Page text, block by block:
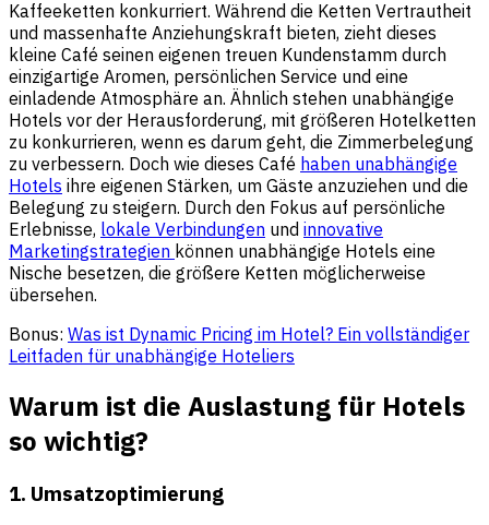
Kaffeeketten konkurriert. Während die Ketten Vertrautheit
und massenhafte Anziehungskraft bieten, zieht dieses
kleine Café seinen eigenen treuen Kundenstamm durch
einzigartige Aromen, persönlichen Service und eine
einladende Atmosphäre an. Ähnlich stehen unabhängige
Hotels vor der Herausforderung, mit größeren Hotelketten
zu konkurrieren, wenn es darum geht, die Zimmerbelegung
zu verbessern. Doch wie dieses Café haben unabhängige
Hotels ihre eigenen Stärken, um Gäste anzuziehen und die
Belegung zu steigern. Durch den Fokus auf persönliche
Erlebnisse, lokale Verbindungen und innovative
Marketingstrategien können unabhängige Hotels eine
Nische besetzen, die größere Ketten möglicherweise
übersehen.
Bonus: Was ist Dynamic Pricing im Hotel? Ein vollständiger
Leitfaden für unabhängige Hoteliers
Warum ist die Auslastung für Hotels
so wichtig?
1. Umsatzoptimierung